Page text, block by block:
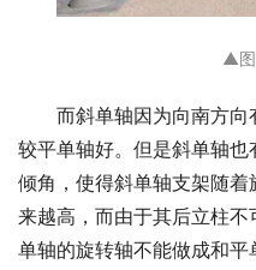
▲
而斜单轴因为向南方
较平单轴好。但是斜单轴
倾角，使得斜单轴支架随
来越高，而由于其后立柱
单轴的旋转轴不能做成和